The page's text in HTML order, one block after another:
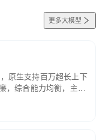
更多大模型
原生支持百万超长上下
，综合能力均衡，主打
作、基础 RAG、批量